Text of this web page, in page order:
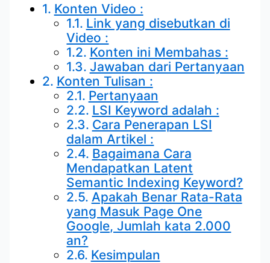
Konten Video :
Link yang disebutkan di
Video :
Konten ini Membahas :
Jawaban dari Pertanyaan
Konten Tulisan :
Pertanyaan
LSI Keyword adalah :
Cara Penerapan LSI
dalam Artikel :
Bagaimana Cara
Mendapatkan Latent
Semantic Indexing Keyword?
Apakah Benar Rata-Rata
yang Masuk Page One
Google, Jumlah kata 2.000
an?
Kesimpulan